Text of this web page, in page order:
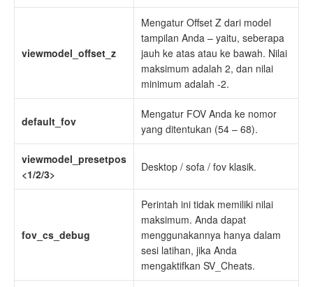
viewmodel_offset_z
Mengatur Offset Z dari model
tampilan Anda – yaitu, seberapa
jauh ke atas atau ke bawah. Nilai
maksimum adalah 2, dan nilai
minimum adalah -2.
default_fov
Mengatur FOV Anda ke nomor
yang ditentukan (54 – 68).
viewmodel_presetpos
<1/2/3>
Desktop / sofa / fov klasik.
fov_cs_debug
Perintah ini tidak memiliki nilai
maksimum. Anda dapat
menggunakannya hanya dalam
sesi latihan, jika Anda
mengaktifkan SV_Cheats.